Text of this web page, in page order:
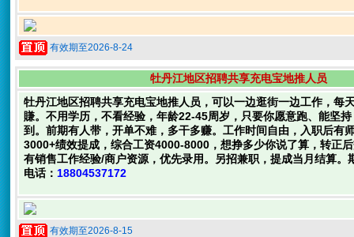
有效期至2026-8-24
牡丹江地区招聘共享充电宝地推人员
牡丹江地区招聘共享充电宝地推人员，可以一边逛街一边工作，每
賺。不用学历，不看经验，年龄22-45周岁，只要你愿意跑、能坚
到。前期有人带，开单不难，多干多赚。工作时间自由，入职后有
3000+绩效提成，综合工资4000-8000，想挣多少你说了算，转正
有销售工作经验/商户资源，优先录用。另招兼职，提成当月结算。
电话： 18804537172
有效期至2026-8-15